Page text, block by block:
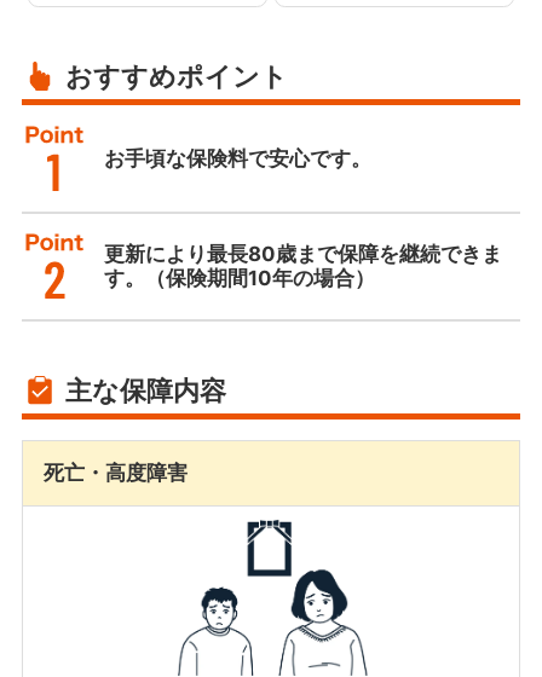
おすすめポイント
お手頃な保険料で安心です。
更新により最長80歳まで保障を継続できま
す。（保険期間10年の場合）
主な保障内容
死亡・高度障害